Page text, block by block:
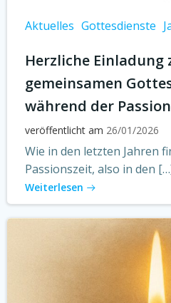
Aktuelles Gottesdienste
Herzliche Einladung
gemeinsamen
während der
veröffentlicht am 26/01/2026
Wie in den letzten Jahren
Passionszeit, also in den
Weiterlesen